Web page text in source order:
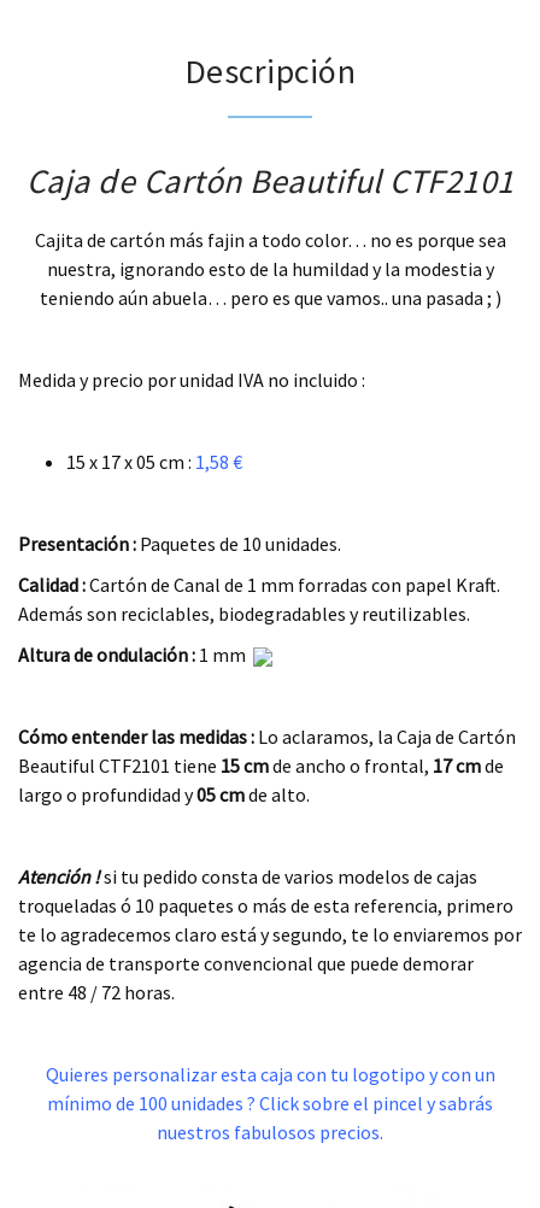
Descripción
Caja de Cartón Beautiful CTF2101
Cajita de cartón más fajin a todo color… no es porque sea
nuestra, ignorando esto de la humildad y la modestia y
teniendo aún abuela… pero es que vamos.. una pasada ; )
Medida y precio por unidad IVA no incluido :
15 x 17 x 05 cm : 1,58 €
Presentación : Paquetes de 10 unidades.
Calidad :Cartón de Canal de 1 mm forradas con papel Kraft.
Además son reciclables, biodegradables y reutilizables.
Altura de ondulación : 1 mm
Cómo entender las medidas : Lo aclaramos, la Caja de Cartón
Beautiful CTF2101 tiene 15 cmde ancho o frontal, 17 cmde
largo o profundidad y05 cmde alto.
Atención !si tu pedido consta de varios modelos de cajas
troqueladas ó 10 paquetes o más de esta referencia, primero
te lo agradecemos claro está y segundo, te lo enviaremos por
agencia de transporte convencional que puede demorar
entre 48 / 72 horas.
Quieres personalizar esta caja con tu logotipo y con un
mínimo de 100 unidades ? Click sobre el pincel y sabrás
nuestros fabulosos precios.